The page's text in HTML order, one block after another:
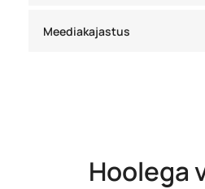
Meediakajastus
Hoolega